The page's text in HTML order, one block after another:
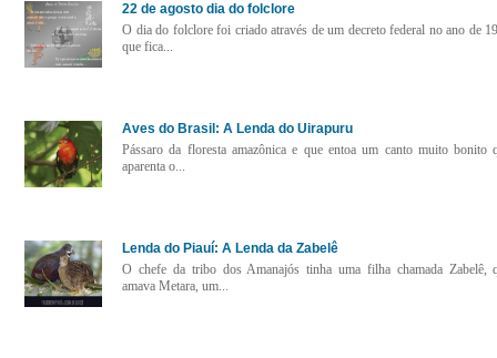
22 de agosto dia do folclore
O dia do folclore foi criado através de um decreto federal no ano de
que fica...
Aves do Brasil: A Lenda do Uirapuru
Pássaro da floresta amazônica e que entoa um canto muito bonito
aparenta o...
Lenda do Piauí: A Lenda da Zabelê
O chefe da tribo dos Amanajós tinha uma filha chamada Zabelê,
amava Metara, um...